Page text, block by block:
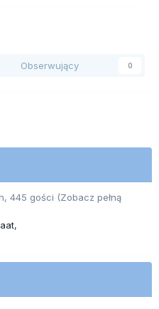
Obserwujący 0
445 gości (Zobacz pełną